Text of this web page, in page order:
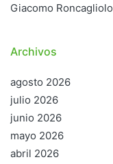
Giacomo Roncagliolo
Archivos
agosto 2026
julio 2026
junio 2026
mayo 2026
abril 2026